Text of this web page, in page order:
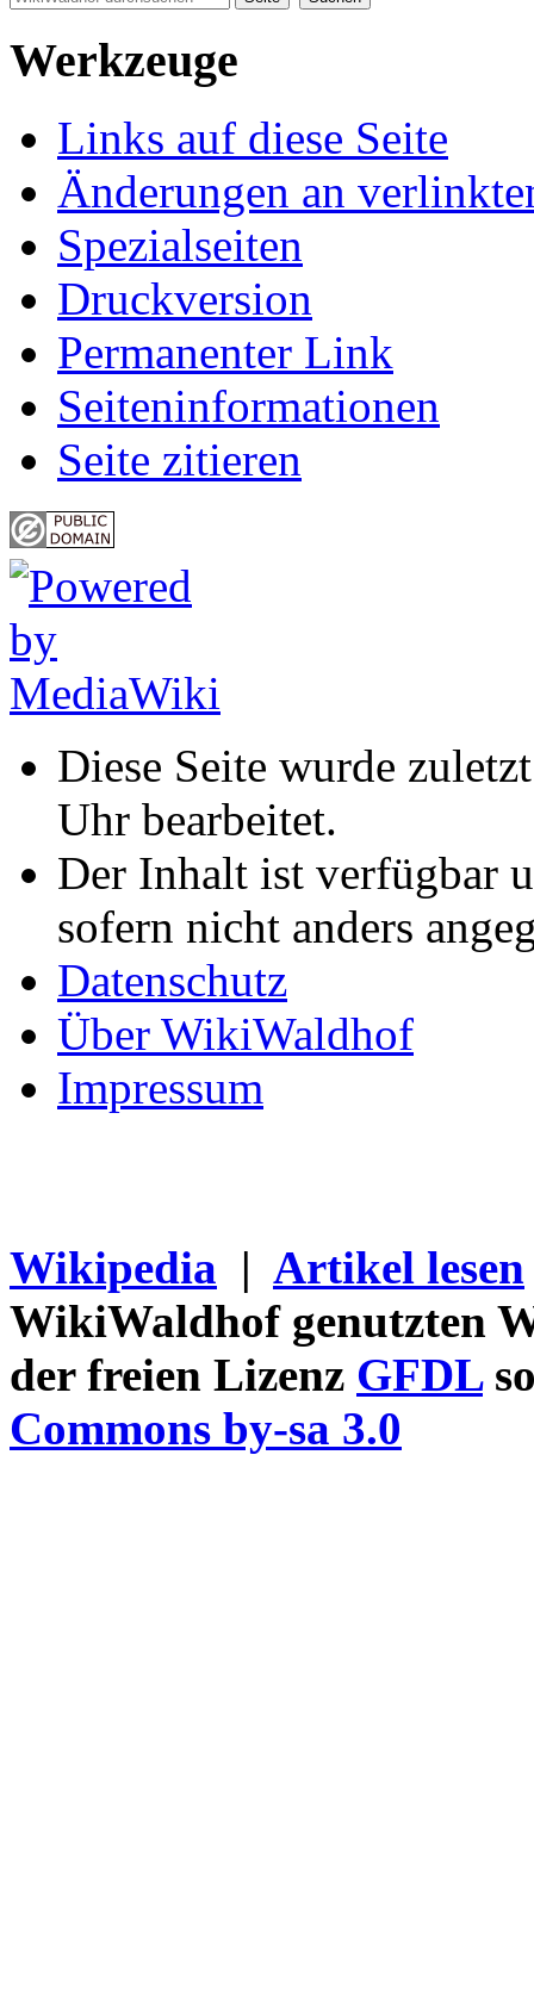
Werkzeuge
Links auf diese Seite
Änderungen an
Spezialseiten
Druckversion
Permanenter Link
Seiten­informationen
Seite zitieren
Diese Seite wurde
Uhr bearbeitet.
Der Inhalt ist verfügbar
sofern nicht anders
Datenschutz
Über WikiWaldhof
Impressum
Wikipedia | Artikel lesen
WikiWaldhof genutzten
der freien Lizenz GFDL
Commons by-sa 3.0